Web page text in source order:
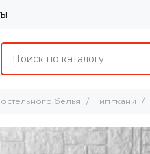
белья Тип ткани